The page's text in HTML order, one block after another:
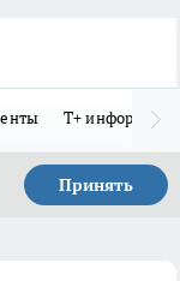
Т+
Принять